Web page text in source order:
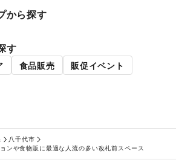
イ
/その他車・バイク・モビリティ
政府
活動
オフィス家具・OA機器/
から探す
す
食品販売
販促イベント
八千代市
ンや食物販に最適な人流の多い改札前スペース